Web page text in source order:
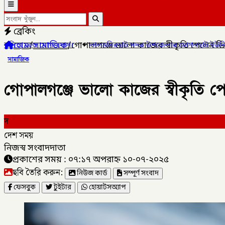
ব্রেকিং
লালমনিরহাট সদর উপজেলার মোগলহাট ইউনিয়নে ১ মহিলা মাদক
হোম/সামাজিক/গোপালগঞ্জে ভালো কাজের স্বীকৃতি
সামাজিক
গোপালগঞ্জে ভালো কাজের
দ
দেশ সময়
নিজস্ব সংবাদদাতা
প্রকাশের সময় : ০৭:১৭ অপরাহ্ন ১০-০৭-২০২৫
ছবি তৈরি করুন: নিউজ কার্ড
সম্পূর্ণ সংবাদ
ফেসবুক
টুইটার হোয়াটসঅ্যাপ